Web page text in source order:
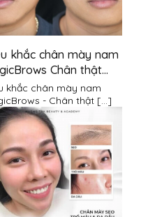
khắc chân mày nam
Chân thật
từng milimet
khắc chân mày nam
- Chân thật [...]